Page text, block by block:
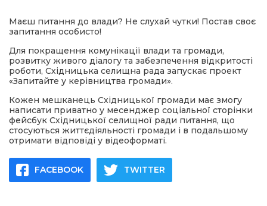
Маєш питання до влади? Не слухай чутки! Постав своє
запитання особисто!
Для покращення комунікації влади та громади,
розвитку живого діалогу та забезпечення відкритості
роботи, Східницька селищна рада запускає проект
«Запитайте у керівництва громади».
Кожен мешканець Східницької громади має змогу
написати приватно у месенджер соціальної сторінки
фейсбук Східницької селищної ради питання, що
стосуються життєдіяльності громади і в подальшому
отримати відповіді у відеоформаті.
FACEBOOK TWITTER